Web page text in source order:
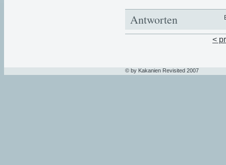
Antworten
<
© by Kakanien Revisited 2007